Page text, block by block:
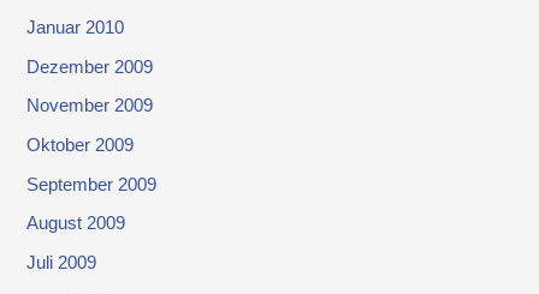
Januar 2010
Dezember 2009
November 2009
Oktober 2009
September 2009
August 2009
Juli 2009